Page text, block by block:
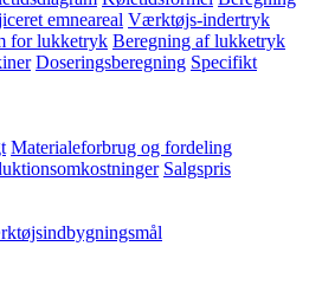
emneareal Værktøjs-indertryk
for lukketryk Beregning af lukketryk
Doseringsberegning Specifikt
Materialeforbrug og fordeling
Salgspris